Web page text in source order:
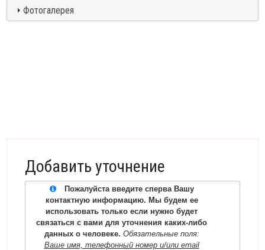
Фотогалерея
Добавить уточнение
Пожалуйста введите сперва Вашу
контактную информацию. Мы будем ее
использовать только если нужно будет
связаться с вами для уточнения каких-либо
данных о человеке. Обязательные поля:
Ваше имя, телефонный номер и/или email